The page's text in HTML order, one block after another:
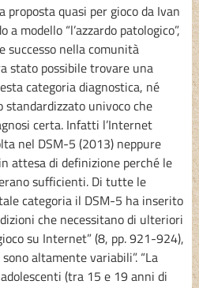
proposta quasi per gioco da Ivan
a modello “l’azzardo patologico”,
successo nella comunità
stato possibile trovare una
categoria diagnostica, né
univoco che
certa. Infatti l’Internet
nel DSM-5 (2013) neppure
attesa di definizione perché le
sufficienti. Di tutte le
categoria il DSM-5 ha inserito
che necessitano di ulteriori
su Internet” (8, pp. 921-924),
altamente variabili”. “La
(tra 15 e 19 anni di